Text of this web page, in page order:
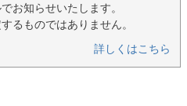
お知らせいたします。
るものではありません。
詳しくはこちら